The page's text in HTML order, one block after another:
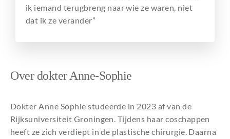
ik iemand terugbreng naar wie ze waren, niet
dat ik ze verander”
Over dokter Anne-Sophie
Dokter Anne Sophie studeerde in 2023 af van de
Rijksuniversiteit Groningen. Tijdens haar coschappen
heeft ze zich verdiept in de plastische chirurgie. Daarna